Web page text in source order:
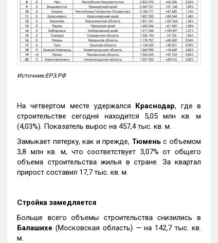
Источник:ЕРЗ.РФ
На четвертом месте удержался Краснодар, где в
строительстве сегодня находится 5,05 млн кв. м
(4,03%). Показатель вырос на 457,4 тыс. кв. м.
Замыкает пятерку, как и прежде, Тюмень с объемом
3,8 млн кв. м, что соответствует 3,07% от общего
объема строительства жилья в стране. За квартал
прирост составил 17,7 тыс. кв. м.
Стройка замедляется
Больше всего объемы строительства снизились в
Балашихе (Московская область) — на 142,7 тыс. кв.
м.